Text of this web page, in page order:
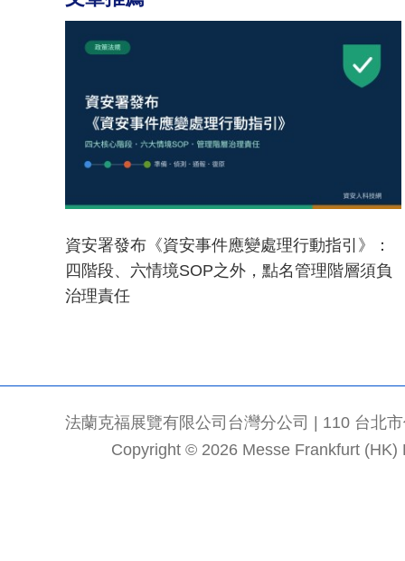
資安署發布《資安事件應變處理行動指引》：
四階段、六情境SOP之外，點名管理階層須負
治理責任
法蘭克福展覽有限公司台灣分公司 | 110 台北
Copyright © 2026 Messe Frankfurt